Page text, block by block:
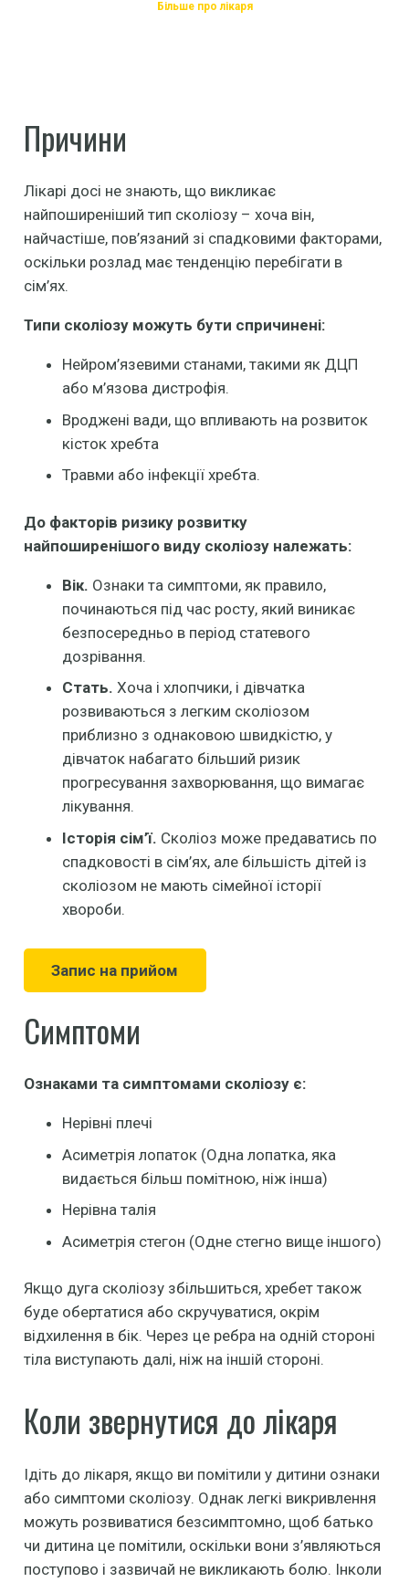
Більше про лікаря
Причини
Лікарі досі не знають, що викликає
найпоширеніший тип сколіозу – хоча він,
найчастіше, пов’язаний зі спадковими факторами,
оскільки розлад має тенденцію перебігати в
сім’ях.
Типи сколіозу можуть бути спричинені:
Нейром’язевими станами, такими як ДЦП
або м’язова дистрофія.
Вроджені вади, що впливають на розвиток
кісток хребта
Травми або інфекції хребта.
До факторів ризику розвитку
найпоширенішого виду сколіозу належать:
Вік. Ознаки та симптоми, як правило,
починаються під час росту, який виникає
безпосередньо в період статевого
дозрівання.
Стать. Хоча і хлопчики, і дівчатка
розвиваються з легким сколіозом
приблизно з однаковою швидкістю, у
дівчаток набагато більший ризик
прогресування захворювання, що вимагає
лікування.
Історія сім’ї. Сколіоз може предаватись по
спадковості в сім’ях, але більшість дітей із
сколіозом не мають сімейної історії
хвороби.
Запис на прийом
Симптоми
Ознаками та симптомами сколіозу є:
Нерівні плечі
Асиметрія лопаток (Одна лопатка, яка
видається більш помітною, ніж інша)
Нерівна талія
Асиметрія стегон (Одне стегно вище іншого)
Якщо дуга сколіозу збільшиться, хребет також
буде обертатися або скручуватися, окрім
відхилення в бік. Через це ребра на одній стороні
тіла виступають далі, ніж на іншій стороні.
Коли звернутися до лікаря
Ідіть до лікаря, якщо ви помітили у дитини ознаки
або симптоми сколіозу. Однак легкі викривлення
можуть розвиватися безсимптомно, щоб батько
чи дитина це помітили, оскільки вони з’являються
поступово і зазвичай не викликають болю. Інколи